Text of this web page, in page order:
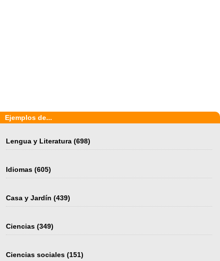
Ejemplos de...
Lengua y Literatura (698)
Idiomas (605)
Casa y Jardín (439)
Ciencias (349)
Ciencias sociales (151)